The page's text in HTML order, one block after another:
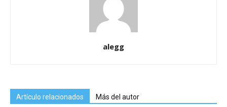
alegg
Artículo relacionados Más del autor